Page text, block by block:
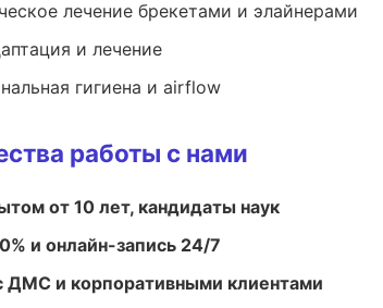
лечение брекетами и элайнерами
и лечение
гигиена и airflow
работы с нами
от 10 лет, кандидаты наук
и онлайн-запись 24/7
ДМС и корпоративными клиентами